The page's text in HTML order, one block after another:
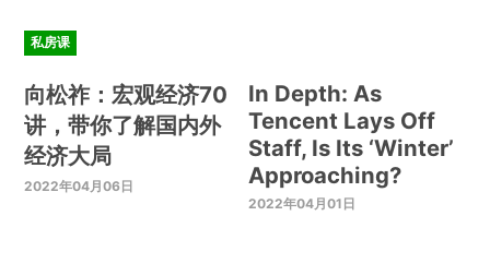
私房课
向松祚：宏观经济70
讲，带你了解国内外
经济大局
2022年04月06日
In Depth: As
Tencent Lays Off
Staff, Is Its ‘Winter’
Approaching?
2022年04月01日